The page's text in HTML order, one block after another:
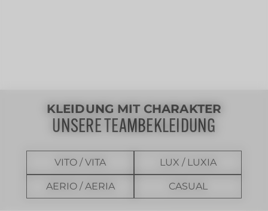
KLEIDUNG MIT CHARAKTER
UNSERE TEAMBEKLEIDUNG
VITO / VITA LUX / LUXIA
AERIO / AERIA CASUAL